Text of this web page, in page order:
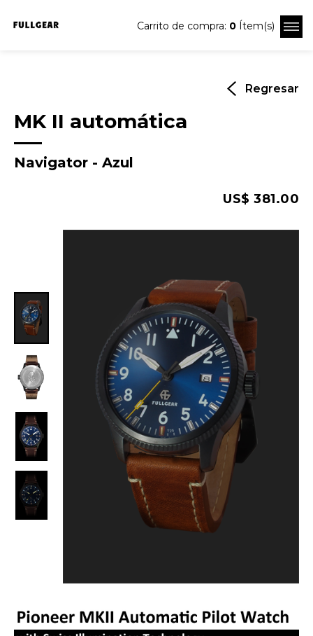
Carrito de compra: 0 Ítem(s)
Regresar
MK II automática
Navigator - Azul
US$ 381.00